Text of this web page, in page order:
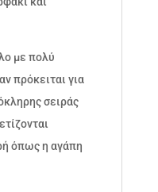
με πολύ
πρόκειται για
σειράς
όπως η αγάπη